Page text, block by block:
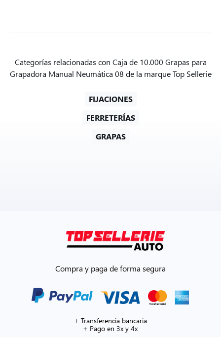
Categorías relacionadas con Caja de 10.000 Grapas para
Grapadora Manual Neumática 08 de la marque Top Sellerie
FIJACIONES
FERRETERÍAS
GRAPAS
Compra y paga de forma segura
+ Transferencia bancaria
+ Pago en 3x y 4x